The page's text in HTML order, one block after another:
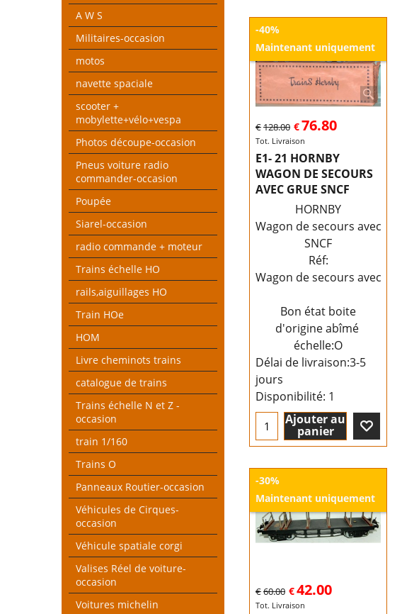
A W S
Militaires-occasion
motos
navette spaciale
scooter +
mobylette+vélo+vespa
Photos découpe-occasion
Pneus voiture radio
commander-occasion
Poupée
Siarel-occasion
radio commande + moteur
Trains échelle HO
rails,aiguillages HO
Train HOe
HOM
Livre cheminots trains
catalogue de trains
Trains échelle N et Z -
occasion
train 1/160
Trains O
Panneaux Routier-occasion
Véhicules de Cirques-
occasion
Véhicule spatiale corgi
Valises Réel de voiture-
occasion
Voitures michelin
-40%
Maintenant uniquement
€128.00 €76.80
Tot. Livraison
E1- 21 HORNBY
WAGON DE SECOURS
AVEC GRUE SNCF
HORNBY
Wagon de secours avec grue
SNCF
Réf:
Wagon de secours avec grue
Bon état boite
d'origine abîmé
échelle:O
Délai de livraison:3-5
jours
Disponibilité: 1
Ajouter au
panier
-30%
Maintenant uniquement
€60.00 €42.00
Tot. Livraison